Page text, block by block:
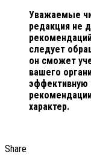
Уважаемые
редакция не
следует
он сможет
вашего
характер.
Share